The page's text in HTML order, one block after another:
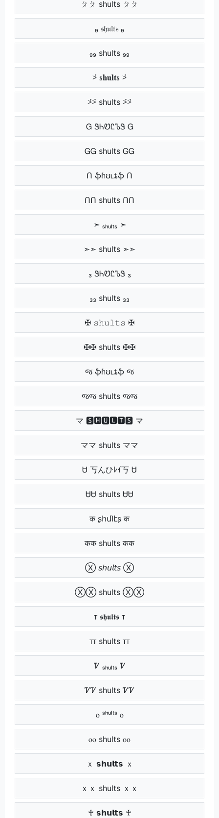
ㄆㄆ shults ㄆㄆ
₉ 𝔰𝔥𝔲𝔩𝔱𝔰 ₉
₉₉ shults ₉₉
⩼ 𝐬𝐡𝐮𝐥𝐭𝐬 ⩼
⩼⩼ shults ⩼⩼
Ꮐ ᏕᏂᏬᏝᏖᏕ Ꮐ
ᏀᏀ shults ᏀᏀ
ᑎ ֆɦʊʟȶֆ ᑎ
ᑎᑎ shults ᑎᑎ
➣ ₛₕᵤₗₜₛ ➣
➣➣ shults ➣➣
₃ ᏕᏂᏬᏝᏖᏕ ₃
₃₃ shults ₃₃
✠ 𝚜𝚑𝚞𝚕𝚝𝚜 ✠
✠✠ shults ✠✠
જ ֆɦʊʟȶֆ જ
જજ shults જજ
マ 🆂🅷🆄🅻🆃🆂 マ
ママ shults ママ
Ꮜ 丂んひﾚｲ丂 Ꮜ
ᏌᏌ shults ᏌᏌ
क ʂհմӀէʂ क
कक shults कक
Ⓧ 𝘴𝘩𝘶𝘭𝘵𝘴 Ⓧ
ⓍⓍ shults ⓍⓍ
ᴛ 𝖘𝖍𝖚𝖑𝖙𝖘 ᴛ
ᴛᴛ shults ᴛᴛ
Ꮴ ₛₕᵤₗₜₛ Ꮴ
ᏤᏤ shults ᏤᏤ
ⲟ ˢʰᵘˡᵗˢ ⲟ
ⲟⲟ shults ⲟⲟ
ｘ 𝘀𝗵𝘂𝗹𝘁𝘀 ｘ
ｘｘ shults ｘｘ
♰ 𝘀𝗵𝘂𝗹𝘁𝘀 ♰